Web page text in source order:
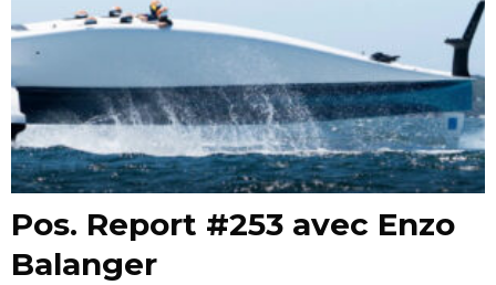
Pos. Report #253 avec Enzo
Balanger